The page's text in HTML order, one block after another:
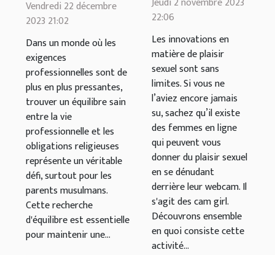
professionnelle
et obligations
religieuses
pour les
parents
musulmans
Vendredi 22 décembre
2023 21:02
Dans un monde où les
exigences
professionnelles sont de
plus en plus pressantes,
trouver un équilibre sain
entre la vie
professionnelle et les
obligations religieuses
représente un véritable
défi, surtout pour les
parents musulmans.
Cette recherche
d'équilibre est essentielle
pour maintenir une...
22:06
Les innovations en
matière de plaisir
sexuel sont sans
limites. Si vous ne
l’aviez encore jamais
su, sachez qu’il existe
des femmes en ligne
qui peuvent vous
donner du plaisir sexuel
en se dénudant
derrière leur webcam. Il
s'agit des cam girl.
Découvrons ensemble
en quoi consiste cette
activité...